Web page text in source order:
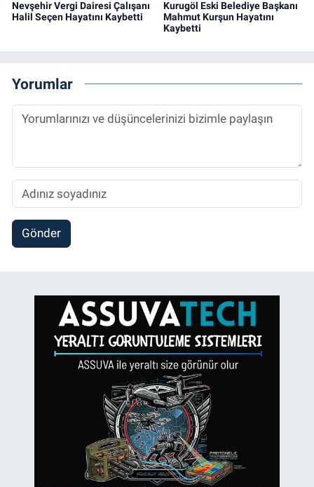
Nevşehir Vergi Dairesi Çalışanı
Halil Seçen Hayatını Kaybetti
Kurugöl Eski Belediye Başkanı
Mahmut Kurşun Hayatını
Kaybetti
Yorumlar
Gönder